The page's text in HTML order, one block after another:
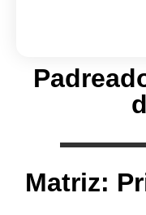
Matriz: